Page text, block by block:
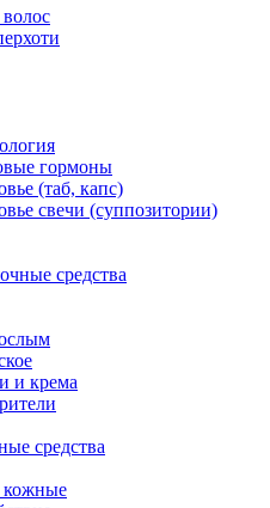
гормоны
(таб, капс)
свечи (суппозитории)
средства
и крема
средства
кожные